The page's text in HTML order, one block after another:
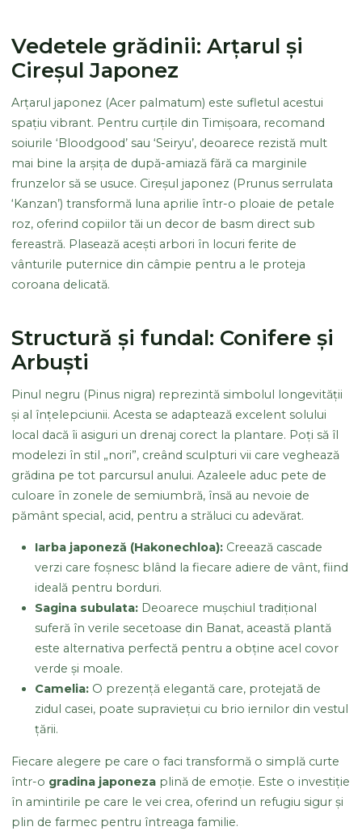
Vedetele grădinii: Arțarul și
Cireșul Japonez
Arțarul japonez (Acer palmatum) este sufletul acestui
spațiu vibrant. Pentru curțile din Timișoara, recomand
soiurile ‘Bloodgood’ sau ‘Seiryu’, deoarece rezistă mult
mai bine la arșița de după-amiază fără ca marginile
frunzelor să se usuce. Cireșul japonez (Prunus serrulata
‘Kanzan’) transformă luna aprilie într-o ploaie de petale
roz, oferind copiilor tăi un decor de basm direct sub
fereastră. Plasează acești arbori în locuri ferite de
vânturile puternice din câmpie pentru a le proteja
coroana delicată.
Structură și fundal: Conifere și
Arbuști
Pinul negru (Pinus nigra) reprezintă simbolul longevității
și al înțelepciunii. Acesta se adaptează excelent solului
local dacă îi asiguri un drenaj corect la plantare. Poți să îl
modelezi în stil „nori”, creând sculpturi vii care veghează
grădina pe tot parcursul anului. Azaleele aduc pete de
culoare în zonele de semiumbră, însă au nevoie de
pământ special, acid, pentru a străluci cu adevărat.
Iarba japoneză (Hakonechloa): Creează cascade
verzi care foșnesc blând la fiecare adiere de vânt, fiind
ideală pentru borduri.
Sagina subulata: Deoarece mușchiul tradițional
suferă în verile secetoase din Banat, această plantă
este alternativa perfectă pentru a obține acel covor
verde și moale.
Camelia: O prezență elegantă care, protejată de
zidul casei, poate supraviețui cu brio iernilor din vestul
țării.
Fiecare alegere pe care o faci transformă o simplă curte
într-o gradina japoneza plină de emoție. Este o investiție
în amintirile pe care le vei crea, oferind un refugiu sigur și
plin de farmec pentru întreaga familie.